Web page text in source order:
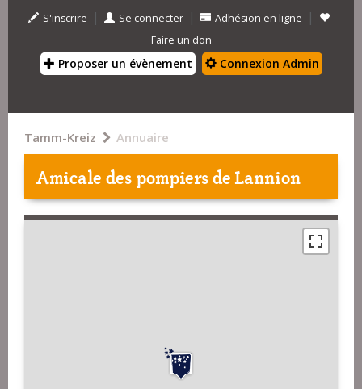
S'inscrire | Se connecter | Adhésion en ligne |
Faire un don
Proposer un évènement Connexion Admin
Tamm-Kreiz Annuaire
Amicale des pompiers de Lannion